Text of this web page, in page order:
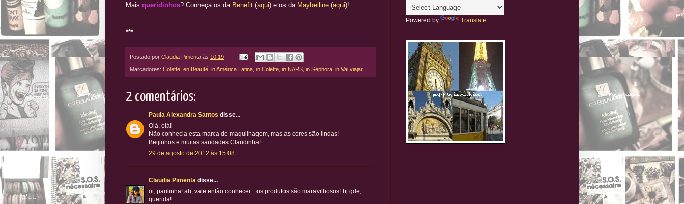
Mais queridinhos? Conheça os da Benefit (aqui) e os da Maybelline (aqui)!
***
Postado por Claudia Pimenta às 10:19
Marcadores: Colette en Beauté in América Latina in Colette in NARS in Sephora in Vai viajar
2 comentários:
Paula Alexandra Santos disse...
Olá, olá!
Não conhecia esta marca de maquilhagem, mas as cores são lindas!
Beijinhos e muitas saudades Claudinha!
29 de agosto de 2012 às 15:08
Claudia Pimenta disse...
oi, paulinha! ah, vale então conhecer... os produtos são maravilhosos! bj gde,
querida!
Powered by Translate